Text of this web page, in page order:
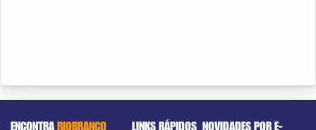
ENCONTRARIOBRANCO LINKS RÁPIDOS NOVIDADES POR E-